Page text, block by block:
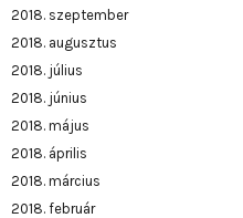
2018. szeptember
2018. augusztus
2018. július
2018. június
2018. május
2018. április
2018. március
2018. február